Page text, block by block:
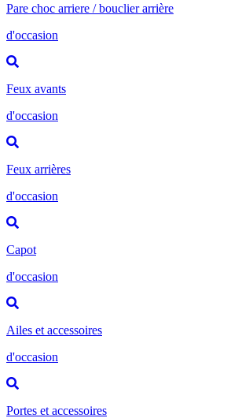
Pare choc arriere / bouclier arrière
d'occasion
Feux avants
d'occasion
Feux arrières
d'occasion
Capot
d'occasion
Ailes et accessoires
d'occasion
Portes et accessoires